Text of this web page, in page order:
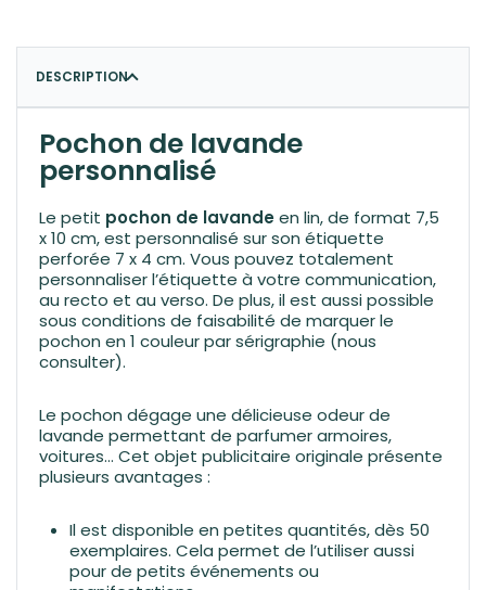
DESCRIPTION
Pochon de lavande
personnalisé
Le petit pochon de lavandeen lin, de format 7,5
x 10 cm, est personnalisé sur son étiquette
perforée 7 x 4 cm. Vous pouvez totalement
personnaliser l’étiquette à votre communication,
au recto et au verso. De plus, il est aussi possible
sous conditions de faisabilité de marquer le
pochon en 1 couleur par sérigraphie (nous
consulter).
Le pochon dégage une délicieuse odeur de
lavande permettant de parfumer armoires,
voitures… Cet objet publicitaire originale présente
plusieurs avantages :
Il est disponible en petites quantités, dès 50
exemplaires. Cela permet de l’utiliser aussi
pour de petits événements ou